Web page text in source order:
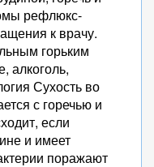
рефлюкс-
к врачу.
горьким
алкоголь,
Сухость во
с горечью и
если
и имеет
поражают